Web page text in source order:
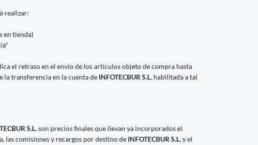
realizar:
en tienda)
el retraso en el envío de los artículos objeto de compra hasta
la transferencia en la cuenta de INFOTECBUR S.L. habilitada a tal
S.L.son precios finales que llevan ya incorporados el
las comisiones y recargos por destino de INFOTECBUR S.L.y el